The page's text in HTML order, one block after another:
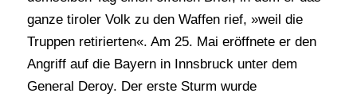
ganze tiroler Volk zu den Waffen rief, »weil die
Truppen retirierten«. Am 25. Mai eröffnete er den
Angriff auf die Bayern in Innsbruck unter dem
General Deroy. Der erste Sturm wurde